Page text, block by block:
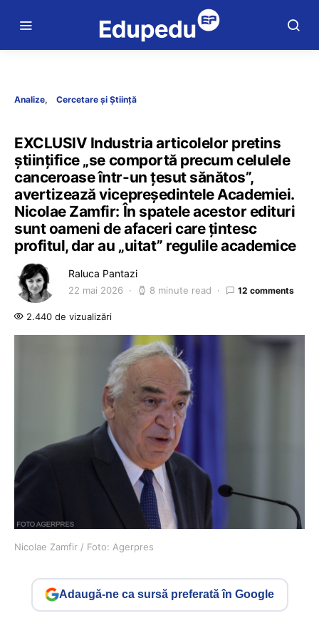
Analize Cercetare și Știință
EXCLUSIV Industria articolelor pretins
științifice „se comportă precum celulele
canceroase într-un țesut sănătos”,
avertizează vicepreședintele Academiei.
Nicolae Zamfir: În spatele acestor edituri
sunt oameni de afaceri care țintesc
profitul, dar au „uitat” regulile academice
Raluca Pantazi
22 mai 2026 8 minute read 12 comments
2.440 de vizualizări
Nicolae Zamfir / Foto: Agerpres
Adaugă-ne ca sursă preferată în Google